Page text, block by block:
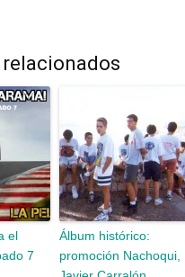
el
7
Álbum histórico:
promoción Nachoqui,